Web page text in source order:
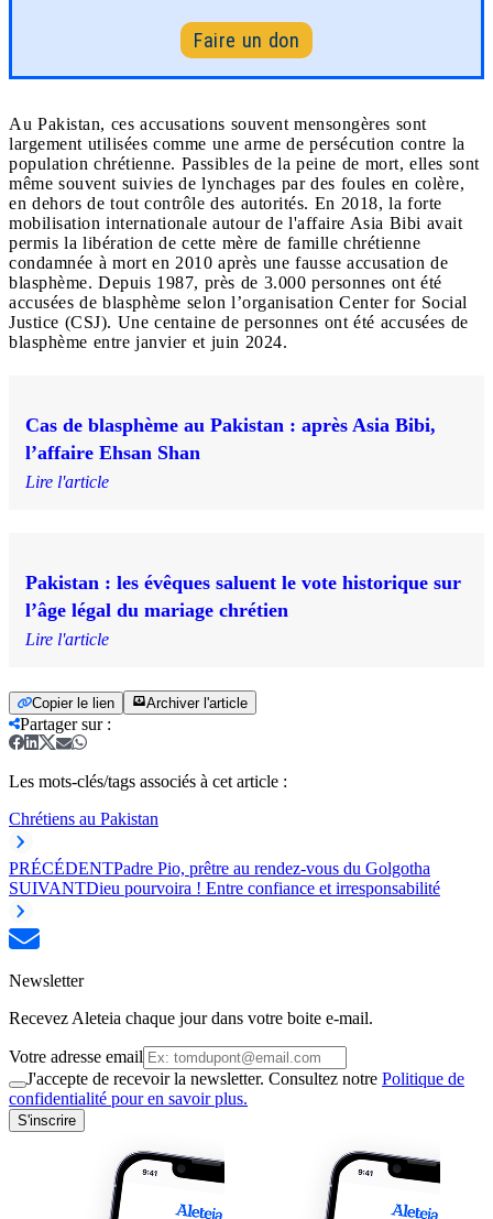
Faire un don
Au Pakistan, ces accusations souvent mensongères sont
largement utilisées comme une arme de persécution contre la
population chrétienne. Passibles de la peine de mort, elles sont
même souvent suivies de lynchages par des foules en colère,
en dehors de tout contrôle des autorités. En 2018, la forte
mobilisation internationale autour de l'affaire Asia Bibi avait
permis la libération de cette mère de famille chrétienne
condamnée à mort en 2010 après une fausse accusation de
blasphème. Depuis 1987, près de 3.000 personnes ont été
accusées de blasphème selon l’organisation Center for Social
Justice (CSJ). Une centaine de personnes ont été accusées de
blasphème entre janvier et juin 2024.
Cas de blasphème au Pakistan : après Asia Bibi,
l’affaire Ehsan Shan
Lire l'article
Pakistan : les évêques saluent le vote historique sur
l’âge légal du mariage chrétien
Lire l'article
Copier le lien Archiver l'article
Partager sur:
Les mots-clés/tags associés à cet article :
Chrétiens au Pakistan
PRÉCÉDENTPadre Pio, prêtre au rendez-vous du Golgotha
SUIVANTDieu pourvoira ! Entre confiance et irresponsabilité
Newsletter
Recevez Aleteia chaque jour dans votre boite e-mail.
Votre adresse email
J'accepte de recevoir la newsletter. Consultez notre Politique de
confidentialité pour en savoir plus.
S'inscrire